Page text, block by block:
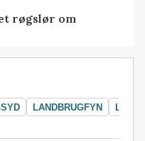
røgslør om
LANDBRUGFYN